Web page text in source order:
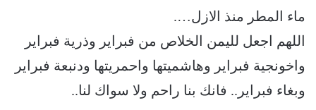
ماء المطر منذ الازل….
اللهم اجعل لليمن الخلاص من فبراير وذرية فبراير
واخونجية فبراير وهاشميتها واحمريتها ودنبعة فبراير
وبغاء فبراير.. فانك بنا راحم ولا سواك لنا..